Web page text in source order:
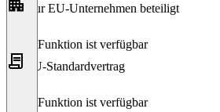
Nur EU-Unternehmen beteiligt
Diese Funktion ist verfügbar
EU-Standardvertrag
Diese Funktion ist verfügbar